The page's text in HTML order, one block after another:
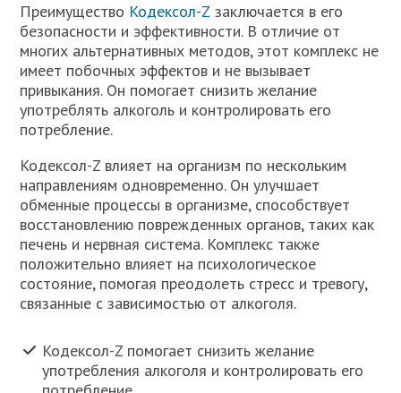
Преимущество Кодексол-Z заключается в его
безопасности и эффективности. В отличие от
многих альтернативных методов, этот комплекс не
имеет побочных эффектов и не вызывает
привыкания. Он помогает снизить желание
употреблять алкоголь и контролировать его
потребление.
Кодексол-Z влияет на организм по нескольким
направлениям одновременно. Он улучшает
обменные процессы в организме, способствует
восстановлению поврежденных органов, таких как
печень и нервная система. Комплекс также
положительно влияет на психологическое
состояние, помогая преодолеть стресс и тревогу,
связанные с зависимостью от алкоголя.
Кодексол-Z помогает снизить желание
употребления алкоголя и контролировать его